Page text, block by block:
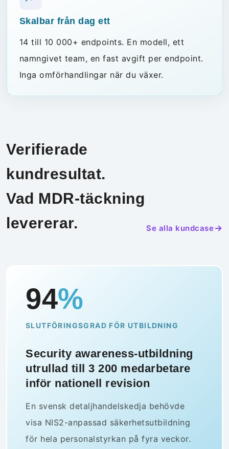
Skalbar från dag ett
14 till 10 000+ endpoints. En modell, ett
namngivet team, en fast avgift per endpoint.
Inga omförhandlingar när du växer.
Verifierade
kundresultat.
Vad MDR-täckning
levererar.
Se alla kundcase
94%
SLUTFÖRINGSGRAD FÖR UTBILDNING
Security awareness-utbildning
utrullad till 3 200 medarbetare
inför nationell revision
En svensk detaljhandelskedja behövde
visa NIS2-anpassad säkerhetsutbildning
för hela personalstyrkan på fyra veckor.